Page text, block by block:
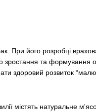
При його розробці
та формування
здоровий розвиток
містять натуральне